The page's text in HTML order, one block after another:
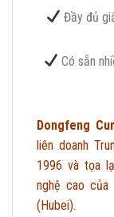
Đầy đủ
Có sẵn
Dongfeng
liên doanh
1996 và tọa
nghệ cao của
(Hubei).